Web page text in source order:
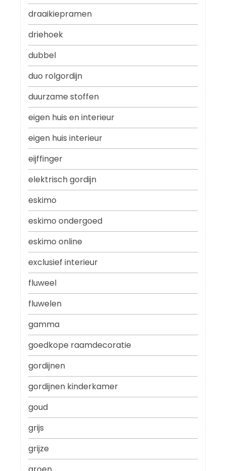
draaikiepramen
driehoek
dubbel
duo rolgordijn
duurzame stoffen
eigen huis en interieur
eigen huis interieur
eijffinger
elektrisch gordijn
eskimo
eskimo ondergoed
eskimo online
exclusief interieur
fluweel
fluwelen
gamma
goedkope raamdecoratie
gordijnen
gordijnen kinderkamer
goud
grijs
grijze